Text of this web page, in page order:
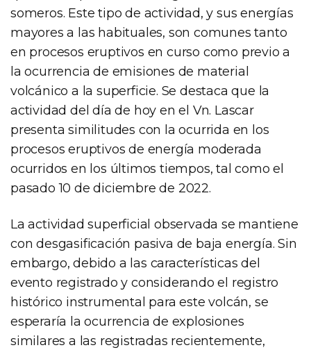
someros. Este tipo de actividad, y sus energías
mayores a las habituales, son comunes tanto
en procesos eruptivos en curso como previo a
la ocurrencia de emisiones de material
volcánico a la superficie. Se destaca que la
actividad del día de hoy en el Vn. Lascar
presenta similitudes con la ocurrida en los
procesos eruptivos de energía moderada
ocurridos en los últimos tiempos, tal como el
pasado 10 de diciembre de 2022.
La actividad superficial observada se mantiene
con desgasificación pasiva de baja energía. Sin
embargo, debido a las características del
evento registrado y considerando el registro
histórico instrumental para este volcán, se
esperaría la ocurrencia de explosiones
similares a las registradas recientemente,